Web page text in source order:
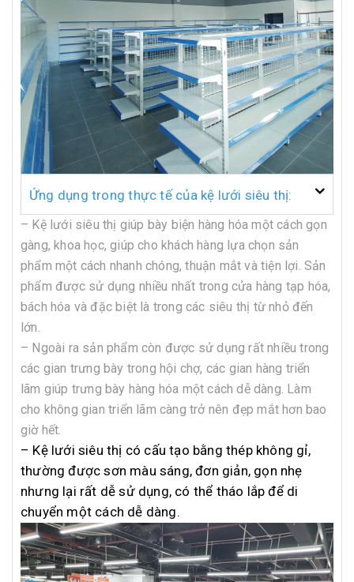
Ứng dụng trong thực tế của kệ lưới siêu thị:
– Kệ lưới siêu thị giúp bày biện hàng hóa một cách gọn
gàng, khoa học, giúp cho khách hàng lựa chọn sản
phẩm một cách nhanh chóng, thuận mắt và tiện lợi. Sản
phẩm được sử dụng nhiều nhất trong cửa hàng tạp hóa,
bách hóa và đặc biệt là trong các siêu thị từ nhỏ đến
lớn.
– Ngoài ra sản phẩm còn được sử dụng rất nhiều trong
các gian trưng bày trong hội chợ, các gian hàng triển
lãm giúp trưng bày hàng hóa một cách dễ dàng. Làm
cho không gian triển lãm càng trở nên đẹp mắt hơn bao
giờ hết.
– Kệ lưới siêu thị có cấu tạo bằng thép không gỉ,
thường được sơn màu sáng, đơn giản, gọn nhẹ
nhưng lại rất dễ sử dụng, có thể tháo lắp để di
chuyển một cách dễ dàng.